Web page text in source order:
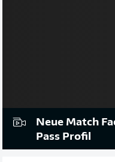
Neue Match
Pass Profil